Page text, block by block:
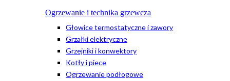
Ogrzewanie i technika grzewcza
Głowice termostatyczne i zawory
Grzałki elektryczne
Grzejniki i konwektory
Kotły i piece
Ogrzewanie podłogowe